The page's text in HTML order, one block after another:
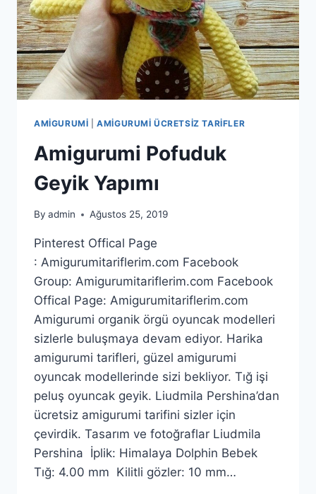
AMIGURUMI |AMIGURUMI ÜCRETSIZ TARIFLER
Amigurumi Pofuduk
Geyik Yapımı
By admin Ağustos 25, 2019
Pinterest Offical Page
: Amigurumitariflerim.com Facebook
Group: Amigurumitariflerim.com Facebook
Offical Page: Amigurumitariflerim.com
Amigurumi organik örgü oyuncak modelleri
sizlerle buluşmaya devam ediyor. Harika
amigurumi tarifleri, güzel amigurumi
oyuncak modellerinde sizi bekliyor. Tığ işi
peluş oyuncak geyik. Liudmila Pershina’dan
ücretsiz amigurumi tarifini sizler için
çevirdik. Tasarım ve fotoğraflar Liudmila
Pershina İplik: Himalaya Dolphin Bebek
Tığ: 4.00 mm Kilitli gözler: 10 mm…